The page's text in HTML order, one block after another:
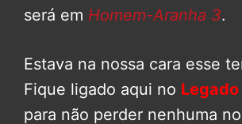
será em Homem-Aranha 3.
Estava na nossa cara esse
Fique ligado aqui no
para não perder nenhuma